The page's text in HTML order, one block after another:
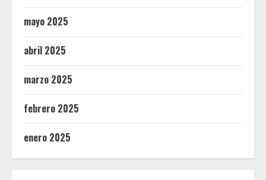
mayo 2025
abril 2025
marzo 2025
febrero 2025
enero 2025